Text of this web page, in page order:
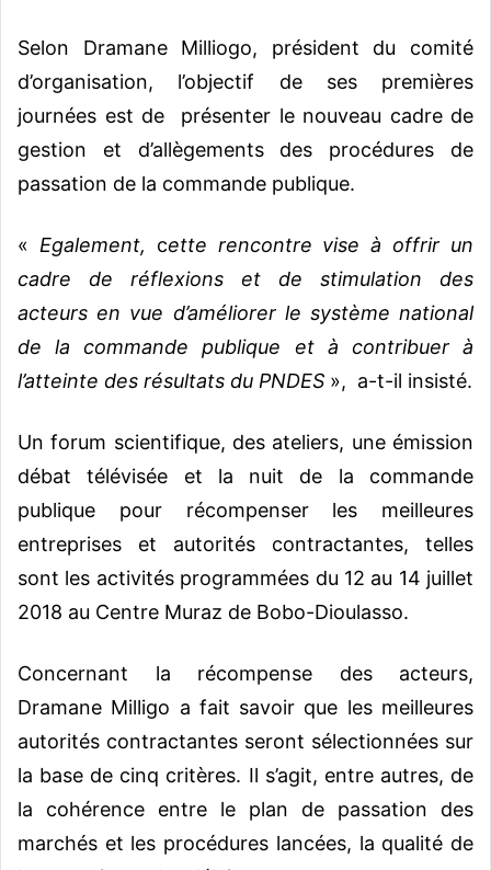
Selon Dramane Milliogo, président du comité
d’organisation, l’objectif de ses premières
journées est de présenter le nouveau cadre de
gestion et d’allègements des procédures de
passation de la commande publique.
« Egalement, cette rencontre vise à offrir un
cadre de réflexions et de stimulation des
acteurs en vue d’améliorer le système national
de la commande publique et à contribuer à
l’atteinte des résultats du PNDES », a-t-il insisté.
Un forum scientifique, des ateliers, une émission
débat télévisée et la nuit de la commande
publique pour récompenser les meilleures
entreprises et autorités contractantes, telles
sont les activités programmées du 12 au 14 juillet
2018 au Centre Muraz de Bobo-Dioulasso.
Concernant la récompense des acteurs,
Dramane Milligo a fait savoir que les meilleures
autorités contractantes seront sélectionnées sur
la base de cinq critères. Il s’agit, entre autres, de
la cohérence entre le plan de passation des
marchés et les procédures lancées, la qualité de